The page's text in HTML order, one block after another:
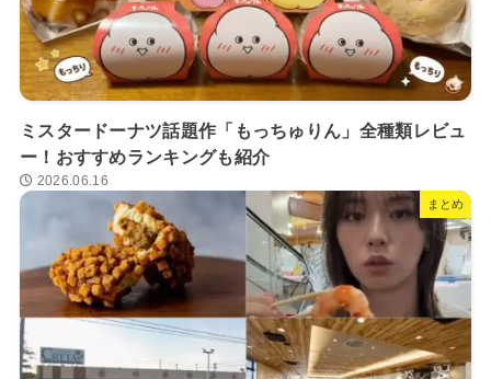
ミスタードーナツ話題作「もっちゅりん」全種類レビュ
ー！おすすめランキングも紹介
2026.06.16
まとめ